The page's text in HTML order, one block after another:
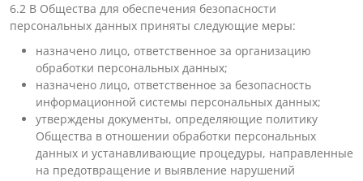
6.2 В Общества для обеспечения безопасности
персональных данных приняты следующие меры:
назначено лицо, ответственное за организацию
обработки персональных данных;
назначено лицо, ответственное за безопасность
информационной системы персональных данных;
утверждены документы, определяющие политику
Общества в отношении обработки персональных
данных и устанавливающие процедуры, направленные
на предотвращение и выявление нарушений